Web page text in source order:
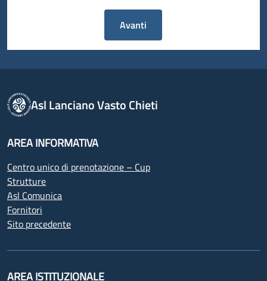
Avanti
Asl Lanciano Vasto Chieti
AREA INFORMATIVA
Centro unico di prenotazione – Cup
Strutture
Asl Comunica
Fornitori
Sito precedente
AREA ISTITUZIONALE